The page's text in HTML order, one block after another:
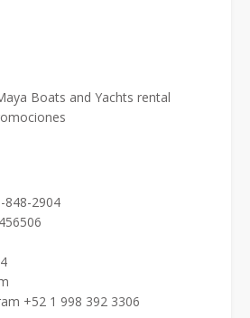
Boats and Yachts rental
848-2904
+52 1 998 392 3306